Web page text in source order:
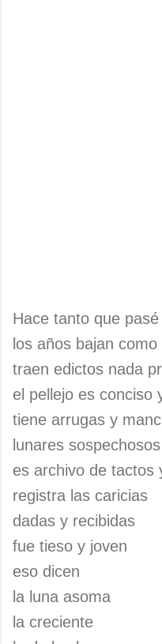
Hace tanto que
los años bajan
traen edictos nada
el pellejo es conciso
tiene arrugas y
lunares
es archivo de tactos
registra las caricias
dadas y recibidas
fue tieso y joven
eso dicen
la luna asoma
la creciente